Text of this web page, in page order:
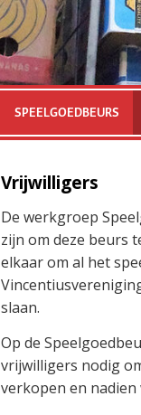
SPEELGOEDBEURS
Vrijwilligers
De werkgroep
zijn om deze beurs
elkaar om al het
slaan.
Op de
vrijwilligers nodig
verkopen en